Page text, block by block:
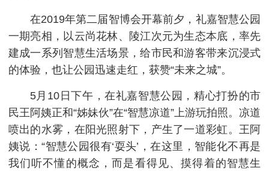
在2019年第二届智博会开幕前夕，礼嘉智慧公园
一期亮相，以云尚花林、陵江次元为生态本底，率先
建成一系列智慧生活场景，给市民和游客带来沉浸式
的体验，也让公园迅速走红，获赞“未来之城”。
5月10日下午，在礼嘉智慧公园，精心打扮的市
民王阿姨正和“姊妹伙”在“智慧凉道”上游玩拍照。凉道
喷出的水雾，在阳光照射下，产生了一道彩虹。王阿
姨说：“智慧公园很有‘耍头’，在这里，智能化不再是
我们听不懂的概念，而是看得见、摸得着的智慧生